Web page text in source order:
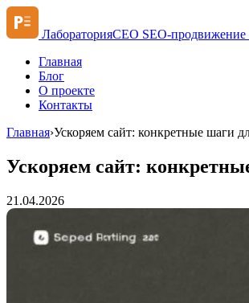
ЛабораторияСЕО SEO-продвижение
Главная
Блог
О проекте
Контакты
Главная›Ускоряем сайт: конкретные шаги
Ускоряем сайт:
21.04.2026